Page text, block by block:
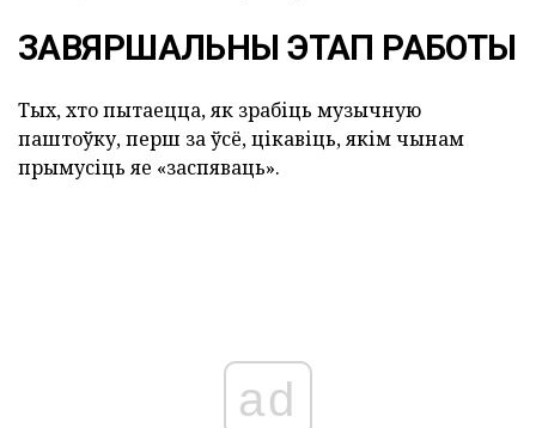
ЗАВЯРШАЛЬНЫ ЭТАП РАБОТЫ
Тых, хто пытаецца, як зрабіць музычную
паштоўку, перш за ўсё, цікавіць, якім чынам
прымусіць яе «заспяваць».
ad